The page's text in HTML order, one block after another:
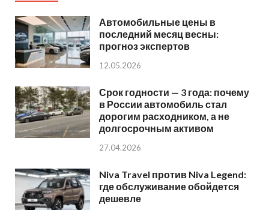
Автомобильные цены в
последний месяц весны:
прогноз экспертов
12.05.2026
Срок годности — 3 года: почему
в России автомобиль стал
дорогим расходником, а не
долгосрочным активом
27.04.2026
Niva Travel против Niva Legend:
где обслуживание обойдется
дешевле